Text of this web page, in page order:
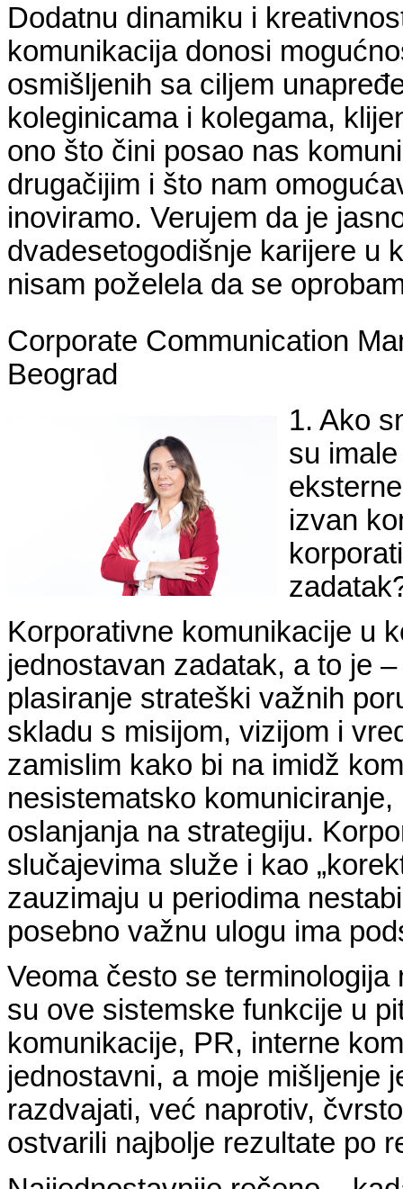
Dodatnu dinamiku i
komunikacija donosi
osmišljenih sa ciljem
koleginicama i kolegama,
ono što čini posao nas
drugačijim i što nam
inoviramo. Verujem da je
dvadesetogodišnje karijere u
nisam poželela da se
Corporate Communication
Beograd
1. Ako
su
izvan
Korporativne komunikacije u
jednostavan zadatak, a to je
plasiranje strateški važnih
skladu s misijom, vizijom i
zamislim kako bi na imidž
nesistematsko
oslanjanja na strategiju.
slučajevima služe i kao
zauzimaju u periodima
posebno važnu ulogu ima
Veoma često se
su ove sistemske funkcije u
komunikacije, PR, interne
jednostavni, a moje mišljenje
razdvajati, već naprotiv,
ostvarili najbolje rezultate po